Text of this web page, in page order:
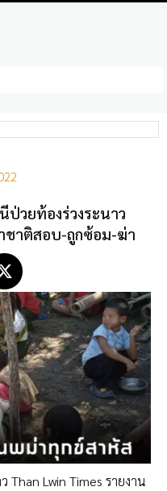
ป่วยท้องร่วงระนาว
ชาติสอบ-ถูกซ้อม-ฆ่า
Lwin Times รายงาน